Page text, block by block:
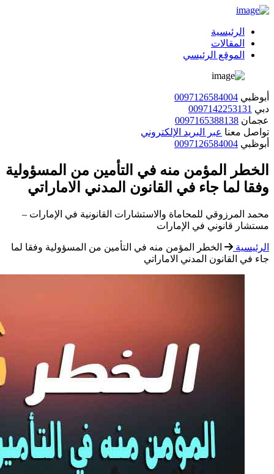
الرئيسية
المقالات
الموقع الرئيسي
أبوظبي 0097126584004
دبي 0097142253131
عجمان 0097165388138
تواصل معنا عبر البريد الإلكتروني
أبوظبي 0097126584004
الخطر المؤمن منه في التأمين من المسؤولية
وفقا لما جاء في القانون المدني الاماراتي
محمد المرزوقي للمحاماة والاستشارات القانونية في الإمارات –
مستشار قانوني في الإمارات
الرئيسية
الخطر المؤمن منه في التأمين من المسؤولية وفقا لما
جاء في القانون المدني الاماراتي